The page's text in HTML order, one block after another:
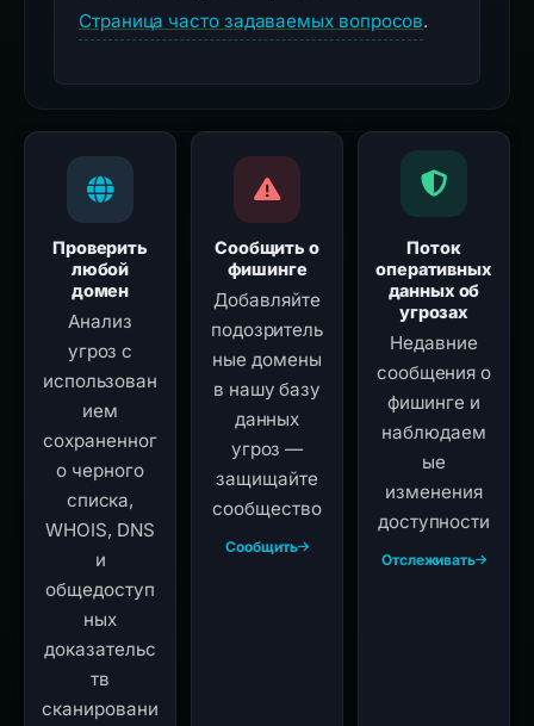
Страница часто задаваемых вопросов.
Проверить
любой
домен
Анализ
угроз с
использован
ием
сохраненног
о черного
списка,
WHOIS, DNS
и
общедоступ
ных
доказательс
тв
сканировани
Сообщить о
фишинге
Добавляйте
подозритель
ные домены
в нашу базу
данных
угроз —
защищайте
сообщество
Сообщить
Поток
оперативных
данных об
угрозах
Недавние
сообщения о
фишинге и
наблюдаем
ые
изменения
доступности
Отслеживать